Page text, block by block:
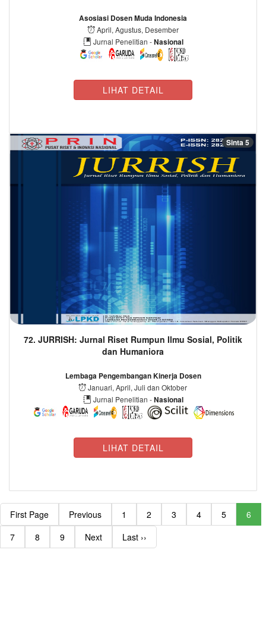
Asosiasi Dosen Muda Indonesia
April, Agustus, Desember
Jurnal Penelitian -Nasional
LIHAT DETAIL
Sinta 5
72. JURRISH: Jurnal Riset Rumpun Ilmu Sosial, Politik
dan Humaniora
Lembaga Pengembangan Kinerja Dosen
Januari, April, Juli dan Oktober
Jurnal Penelitian -Nasional
LIHAT DETAIL
First Page Previous 1 2 3 4 5
6
7
8 9 Next Last ››